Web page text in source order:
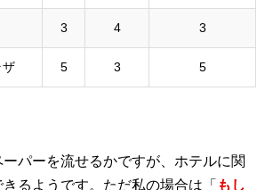
3 4 3
ザ 5 3 5
パーを流せるかですが、ホテルに関
るようです。ただ私の場合は「 もし